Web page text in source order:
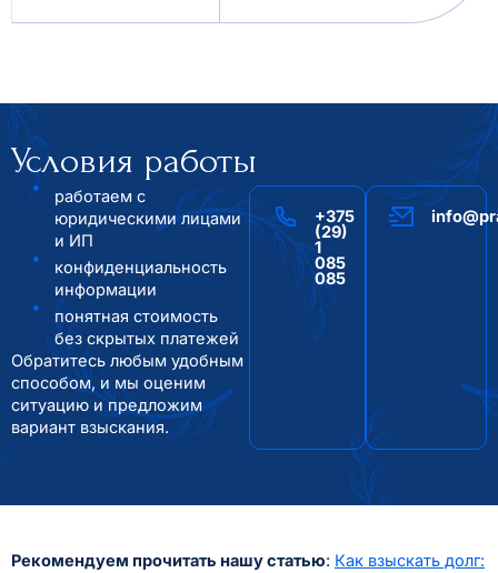
Условия работы
работаем с
юридическими лицами
и ИП
конфиденциальность
информации
понятная стоимость
без скрытых платежей
Обратитесь любым удобным
способом, и мы оценим
ситуацию и предложим
вариант взыскания.
+375
(29)
1
085
085
Рекомендуем прочитать нашу статью: Как взыскать долг: